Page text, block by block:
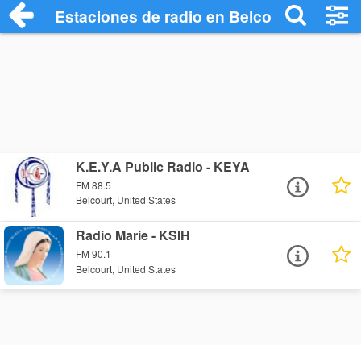
Estaciones de radio en Belcourt -
K.E.Y.A Public Radio - KEYA
FM 88.5
Belcourt, United States
Radio Marie - KSIH
FM 90.1
Belcourt, United States